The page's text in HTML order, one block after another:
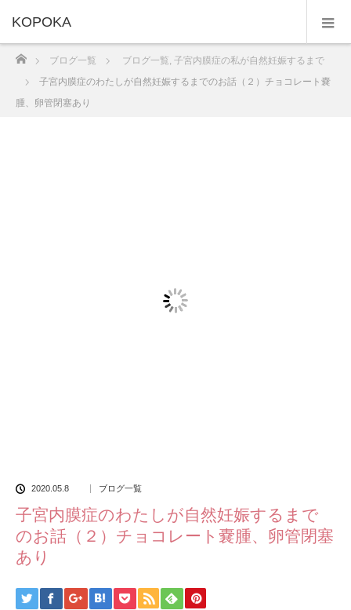
KOPOKA
ブログ一覧 ブログ一覧, 子宮内膜症の私が自然妊娠するまで
子宮内膜症のわたしが自然妊娠するまでのお話（２）チョコレート嚢
腫、卵管閉塞あり
2020.05.8 ブログ一覧
子宮内膜症のわたしが自然妊娠するまで
のお話（２）チョコレート嚢腫、卵管閉塞
あり